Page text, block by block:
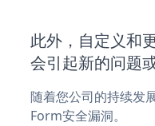
此外，自定义和
会引起新的问题
随着您公司的持续发
Form安全漏洞。